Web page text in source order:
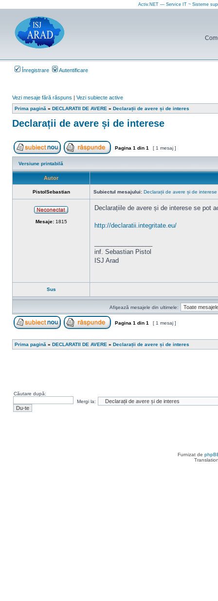
Activ.NET — Service IT ~ Sisteme
Înregistrare Autentificare
Vezi mesaje fără răspuns | Vezi subiecte active
Prima pagină » DECLARATII DE AVERE » Declarații de avere și de interes
Declarații de avere și de interese
Scrie un subiect nou Răspunde la subiect
Pagina 1 din 1 [ 1 mesaj ]
Versiune printabilă
Autor
PistolSebastian Subiectul mesajului: Declarații de avere și de interese
Mesaje:1815
Declarațiile de avere și de interese se pot
http://declaratii.integritate.eu/
inf. Sebastian Pistol
ISJ Arad
Sus
Afişează mesajele din ultimele:
Pagina 1 din 1 [ 1 mesaj ]
Prima pagină » DECLARATII DE AVERE » Declarații de avere și de interes
Căutare după:
Mergi la:
Furnizat de